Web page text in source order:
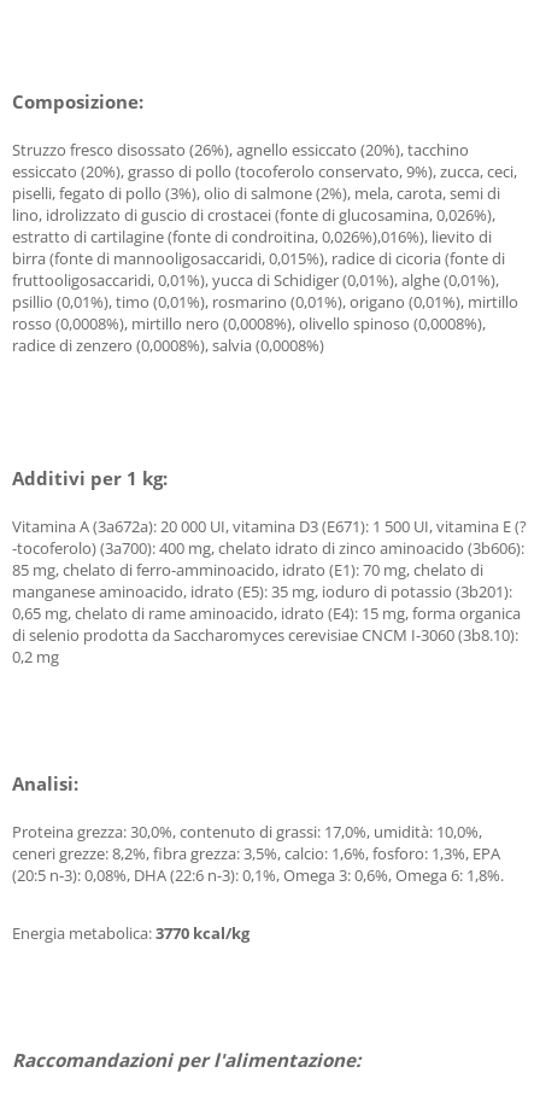
Composizione:
Struzzo fresco disossato (26%), agnello essiccato (20%), tacchino
essiccato (20%), grasso di pollo (tocoferolo conservato, 9%), zucca, ceci,
piselli, fegato di pollo (3%), olio di salmone (2%), mela, carota, semi di
lino, idrolizzato di guscio di crostacei (fonte di glucosamina, 0,026%),
estratto di cartilagine (fonte di condroitina, 0,026%),016%), lievito di
birra (fonte di mannooligosaccaridi, 0,015%), radice di cicoria (fonte di
fruttooligosaccaridi, 0,01%), yucca di Schidiger (0,01%), alghe (0,01%),
psillio (0,01%), timo (0,01%), rosmarino (0,01%), origano (0,01%), mirtillo
rosso (0,0008%), mirtillo nero (0,0008%), olivello spinoso (0,0008%),
radice di zenzero (0,0008%), salvia (0,0008%)
Additivi per 1 kg:
Vitamina A (3a672a): 20 000 UI, vitamina D3 (E671): 1 500 UI, vitamina E (?
-tocoferolo) (3a700): 400 mg, chelato idrato di zinco aminoacido (3b606):
85 mg, chelato di ferro-amminoacido, idrato (E1): 70 mg, chelato di
manganese aminoacido, idrato (E5): 35 mg, ioduro di potassio (3b201):
0,65 mg, chelato di rame aminoacido, idrato (E4): 15 mg, forma organica
di selenio prodotta da Saccharomyces cerevisiae CNCM I-3060 (3b8.10):
0,2 mg
Analisi:
Proteina grezza: 30,0%, contenuto di grassi: 17,0%, umidità: 10,0%,
ceneri grezze: 8,2%, fibra grezza: 3,5%, calcio: 1,6%, fosforo: 1,3%, EPA
(20:5 n-3): 0,08%, DHA (22:6 n-3): 0,1%, Omega 3: 0,6%, Omega 6: 1,8%.
Energia metabolica:3770 kcal/kg
Raccomandazioni per l'alimentazione: